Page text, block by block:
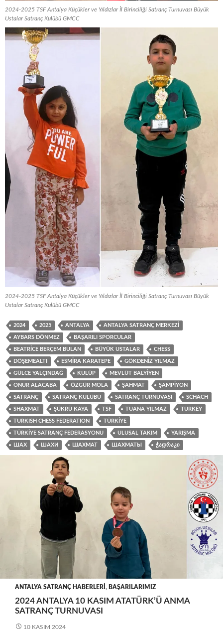
2024-2025 TSF Antalya Küçükler ve Yıldızlar İl Birinciliği Satranç Turnuvası Büyük
Ustalar Satranç Kulübü GMCC
2024-2025 TSF Antalya Küçükler ve Yıldızlar İl Birinciliği Satranç Turnuvası Büyük
Ustalar Satranç Kulübü GMCC
2024 2025 ANTALYA ANTALYA SATRANÇ MERKEZI
AYBARS DÖNMEZ BAŞARILI SPORCULAR
BEATRICE BERÇEM BULAN BÜYÜK USTALAR CHESS
DÖŞEMEALTI ESMIRA KARATEPE GÖKDENIZ YILMAZ
GÜLCE YALÇINDAĞ KULÜP MEVLÜT BALYIYEN
ONUR ALACABA ÖZGÜR MOLA ŞAHMAT ŞAMPIYON
SATRANÇ SATRANÇ KULÜBÜ SATRANÇ TURNUVASI SCHACH
SHAXMAT ŞÜKRÜ KAYA TSF TUANA YILMAZ TURKEY
TURKISH CHESS FEDERATION TÜRKIYE
TÜRKIYE SATRANÇ FEDERASYONU ULUSAL TAKIM YARIŞMA
ШАХ ШАХИ ШАХМАТ ШАХМАТЫ ᲭᲐᲓᲠᲐᲙᲘ
ANTALYA SATRANÇ HABERLERI , BAŞARILARIMIZ
2024 ANTALYA 10 KASIM ATATÜRK’Ü ANMA
SATRANÇ TURNUVASI
10 KASIM 2024